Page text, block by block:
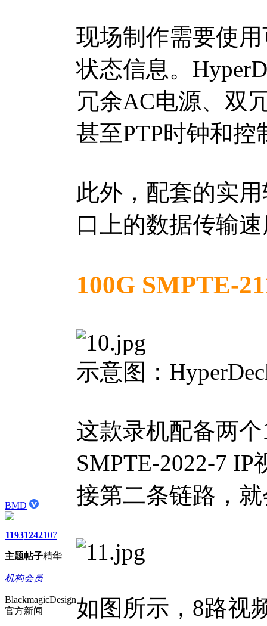
BMD
1193
主题
1242
帖子
107
精华
机构会员
BlackmagicDesign
官方新闻
现场制作需要使
状态信息。
冗余AC电源、双
甚至PTP时钟和
此外，配套的实
口上的数据传输
100G SMPTE-
示意图：
这款录机配备两
SMPTE-2022-7
接第二条链路，
如图所示，8路视